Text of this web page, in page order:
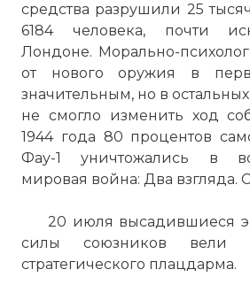
средства разрушили 25
6184 человека, почти
Лондоне. Морально-
от нового оружия в
значительным, но в
не смогло изменить ход
1944 года 80 процентов
Фау-1 уничтожались в
мировая война: Два взгляда.
20 июля высадившиеся
силы союзников вели
стратегического плацдарма.